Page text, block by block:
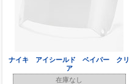
ナイキ アイシールド ベイパー クリ
ア
在庫なし